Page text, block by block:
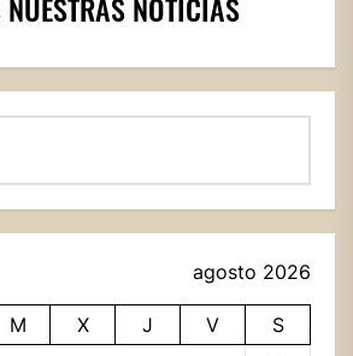
agosto 2026
M X J V
S